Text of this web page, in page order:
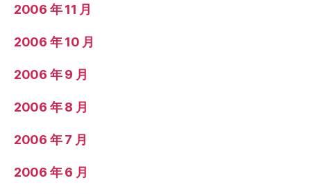
2006 年 11 月
2006 年 10 月
2006 年 9 月
2006 年 8 月
2006 年 7 月
2006 年 6 月